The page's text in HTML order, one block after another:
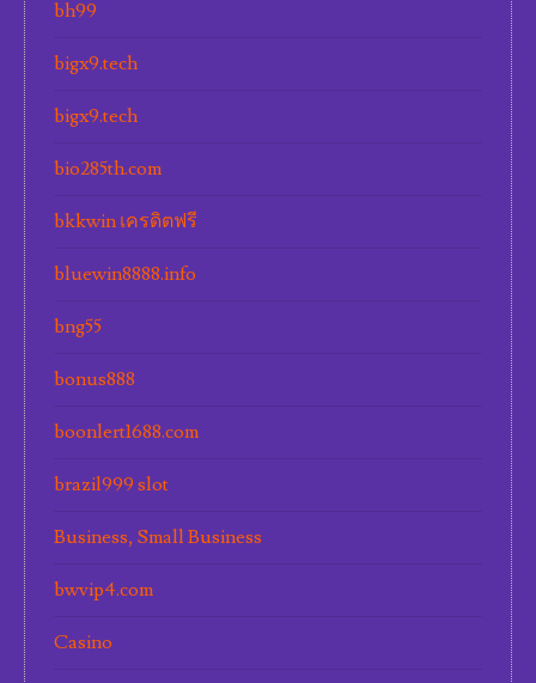
bh99
bigx9.tech
bigx9.tech
bio285th.com
bkkwin เครดิตฟรี
bluewin8888.info
bng55
bonus888
boonlert1688.com
brazil999 slot
Business, Small Business
bwvip4.com
Casino